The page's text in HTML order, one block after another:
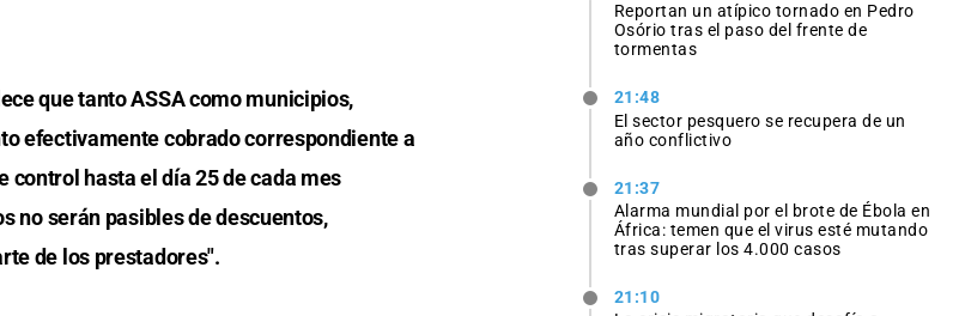
que tanto ASSA como municipios,
efectivamente cobrado correspondiente a
control hasta el día 25 de cada mes
no serán pasibles de descuentos,
de los prestadores".
Reportan un atípico tornado en Pedro
Osório tras el paso del frente de
tormentas
21:48
El sector pesquero se recupera de un
año conflictivo
21:37
Alarma mundial por el brote de Ébola en
África: temen que el virus esté mutando
tras superar los 4.000 casos
21:10